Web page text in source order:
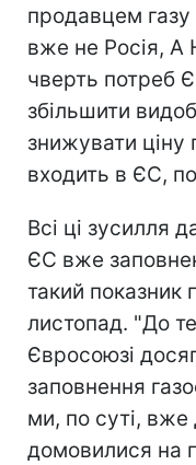
продавцем газу
вже не Росія, А
чверть потреб
збільшити
знижувати
входить в ЄС,
Всі ці зусилля
ЄС вже
такий показник
листопад. "До
Євросоюзі
заповнення
ми, по суті, вже
домовилися на